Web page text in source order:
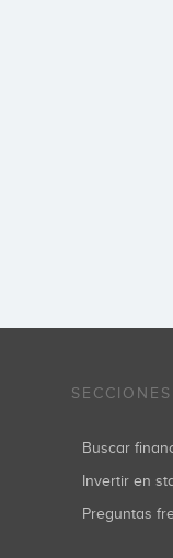
SECCIONES
Buscar
Invertir en
Preguntas